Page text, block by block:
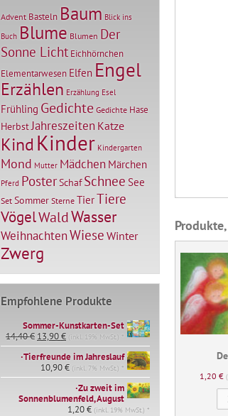
1,20€
Advent Basteln Baum Blick ins
Buch Blume Blumen Der
Sonne Licht Eichhörnchen
Elementarwesen Elfen Engel
Erzählen Erzählung Esel
Frühling Gedichte Gedichte Hase
HerbstJahreszeiten Katze
KindKinder Kindergarten
Mond Mutter Mädchen Märchen
Pferd PosterSchaf Schnee See
Set Sommer Sterne TierTiere
VögelWaldWasser
WeihnachtenWiese Winter
Zwerg
Empfohlene Produkte
Sommer-Kunstkarten-Set
14,40€ Ursprünglicher
Preis
war:
14,40 €
13,90€Aktueller
Preis
ist:
13,90 €.
(inkl. 19% MwSt.) *
∙Tierfreunde im Jahreslauf
10,90€ (inkl. 7% MwSt.) *
∙Zu zweit im
Sonnenblumenfeld, August
1,20€ (inkl. 19% MwSt.) *